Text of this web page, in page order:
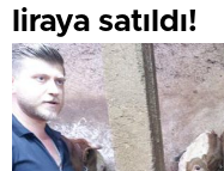
liraya satıldı!